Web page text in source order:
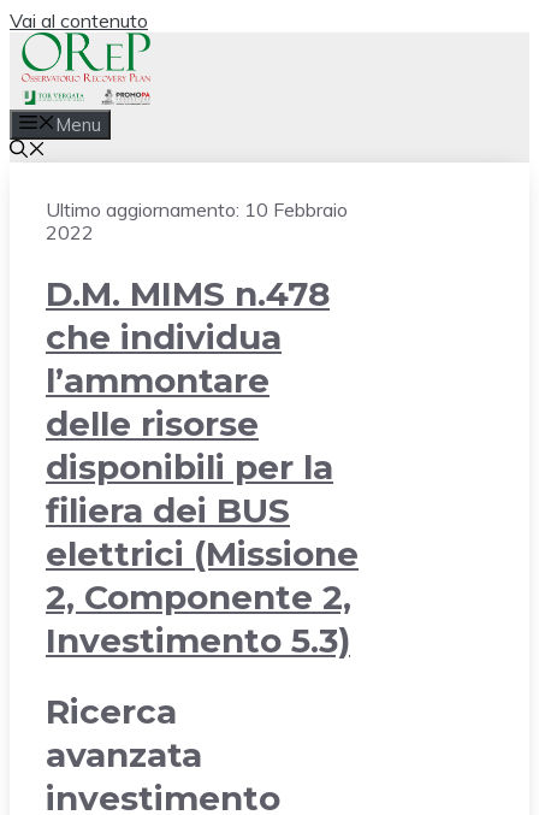
Vai al contenuto
Menu
Ultimo aggiornamento: 10 Febbraio
2022
D.M. MIMS n.478
che individua
l’ammontare
delle risorse
disponibili per la
filiera dei BUS
elettrici (Missione
2, Componente 2,
Investimento 5.3)
Ricerca
avanzata
investimento